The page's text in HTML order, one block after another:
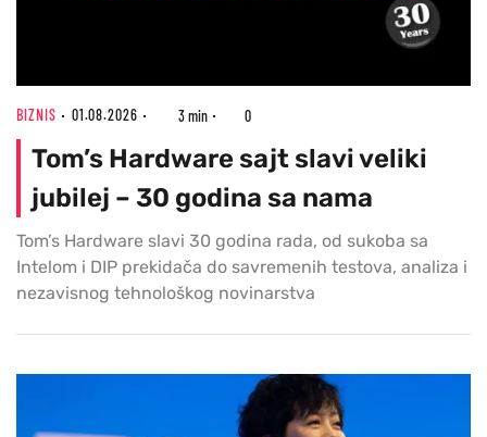
BIZNIS 01.08.2026 3 min 0
Tom’s Hardware sajt slavi veliki
jubilej – 30 godina sa nama
Tom’s Hardware slavi 30 godina rada, od sukoba sa
Intelom i DIP prekidača do savremenih testova, analiza i
nezavisnog tehnološkog novinarstva